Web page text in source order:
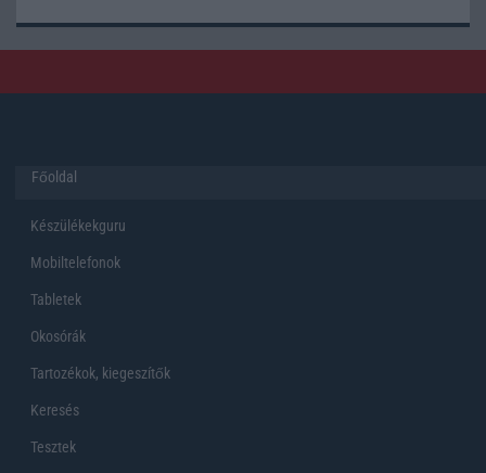
Főoldal
Készülékekguru
Mobiltelefonok
Tabletek
Okosórák
Tartozékok, kiegeszítők
Keresés
Tesztek